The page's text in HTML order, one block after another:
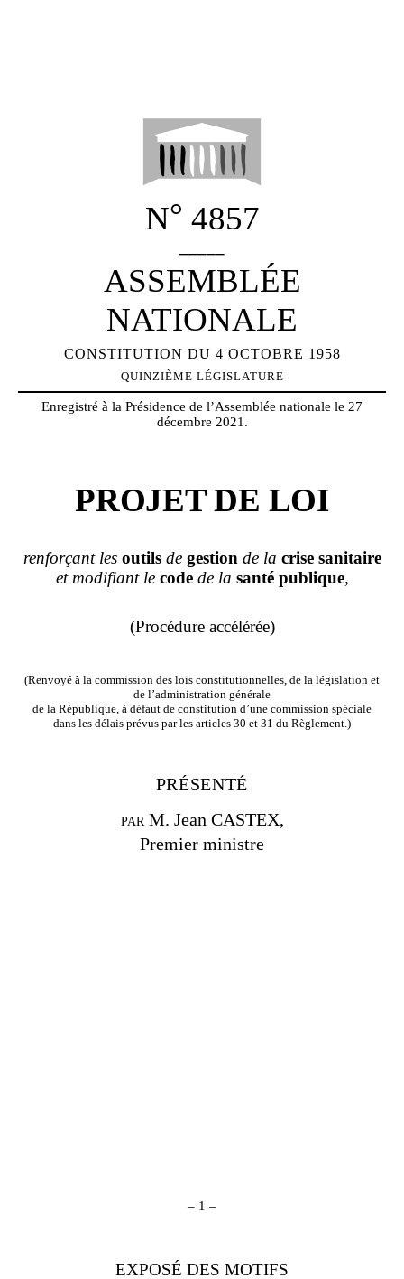
N° 4857
ASSEMBLÉE
NATIONALE
CONSTITUTION DU 4 OCTOBRE 1958
QUINZIÈME LÉGISLATURE
Enregistré à la Présidence de l’Assemblée nationale le 27
décembre 2021.
PROJET DE LOI
renforçant les outilsde gestion de la crise sanitaire
et modifiant le codede la santé publique,
(Procédure accélérée)
(Renvoyé à la commission des lois constitutionnelles, de la législation et
de l’administration générale
de la République, à défaut de constitution d’une commission spéciale
dans les délais prévus par les articles 30 et 31 du Règlement.)
PRÉSENTÉ
par M. Jean CASTEX,
Premier ministre
– 1 –
EXPOSÉ DES MOTIFS